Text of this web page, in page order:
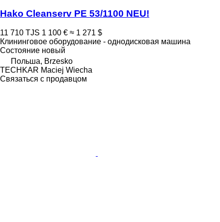
Hako Cleanserv PE 53/1100 NEU!
11 710 TJS 1 100 € ≈ 1 271 $
Клининговое оборудование - однодисковая машина
Состояние новый
Польша, Brzesko
TECHKAR Maciej Wiecha
Связаться с продавцом